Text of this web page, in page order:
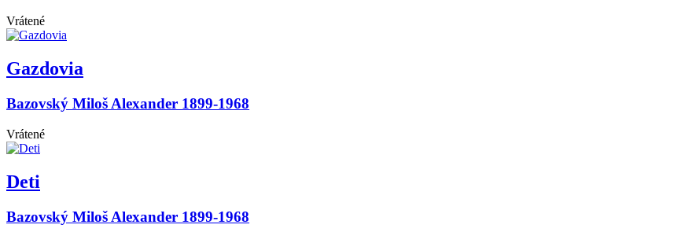
Vrátené
Gazdovia
Bazovský Miloš Alexander 1899-1968
Vrátené
Deti
Bazovský Miloš Alexander 1899-1968